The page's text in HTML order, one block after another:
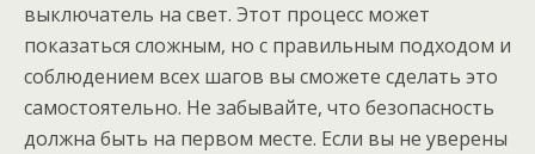
выключатель на свет. Этот процесс может
показаться сложным, но с правильным подходом и
соблюдением всех шагов вы сможете сделать это
самостоятельно. Не забывайте, что безопасность
должна быть на первом месте. Если вы не уверены